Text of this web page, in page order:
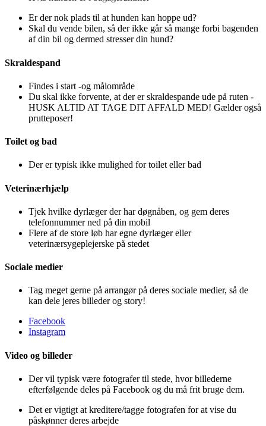
Er der nok plads til at hunden kan hoppe ud?
Skal du vende bilen, så der ikke går så mange forbi bagenden
af din bil og dermed stresser din hund?
Skraldespand
Findes i start -og målområde
Du skal ikke forvente, at der er skraldespande ude på ruten -
HUSK ALTID AT TAGE DIT AFFALD MED! Gælder også
prutteposer!
Toilet og bad
Der er typisk ikke mulighed for toilet eller bad
Veterinærhjælp
Tjek hvilke dyrlæger der har døgnåben, og gem deres
telefonnummer ned på din mobil
Flere af de store løb har egne dyrlæger eller
veterinærsygeplejerske på stedet
Sociale medier
Tag meget gerne på arrangør på deres sociale medier, så de
kan dele jeres billeder og story!
Facebook
Instagram
Video og billeder
Der vil typisk være fotografer til stede, hvor billederne
efterfølgende deles på Facebook og du må frit bruge dem.
Det er vigtigt at kreditere/tagge fotografen for at vise du
påskønner deres arbejde